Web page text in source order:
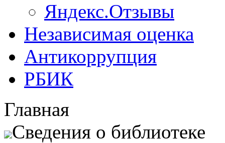
Яндекс.Отзывы
Независимая оценка
Антикоррупция
РБИК
Главная
Сведения о библиотеке